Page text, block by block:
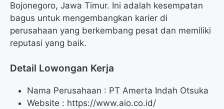
Bojonegoro, Jawa Timur. Ini adalah kesempatan
bagus untuk mengembangkan karier di
perusahaan yang berkembang pesat dan memiliki
reputasi yang baik.
Detail Lowongan Kerja
Nama Perusahaan : PT Amerta Indah Otsuka
Website : https://www.aio.co.id/